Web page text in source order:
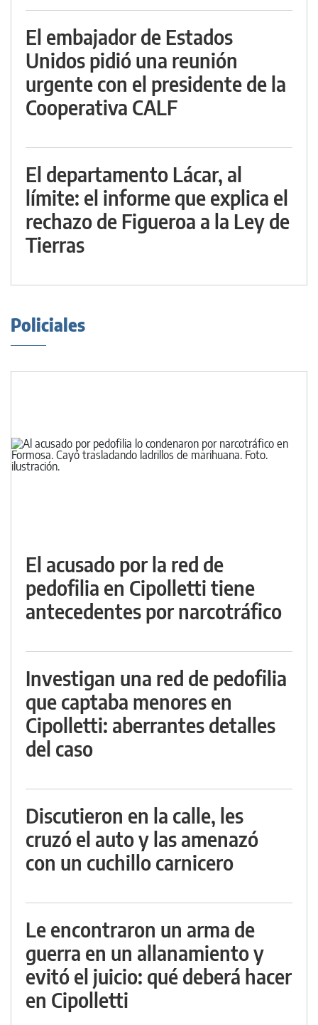
El embajador de Estados
Unidos pidió una reunión
urgente con el presidente de la
Cooperativa CALF
El departamento Lácar, al
límite: el informe que explica el
rechazo de Figueroa a la Ley de
Tierras
Policiales
El acusado por la red de
pedofilia en Cipolletti tiene
antecedentes por narcotráfico
Investigan una red de pedofilia
que captaba menores en
Cipolletti: aberrantes detalles
del caso
Discutieron en la calle, les
cruzó el auto y las amenazó
con un cuchillo carnicero
Le encontraron un arma de
guerra en un allanamiento y
evitó el juicio: qué deberá hacer
en Cipolletti